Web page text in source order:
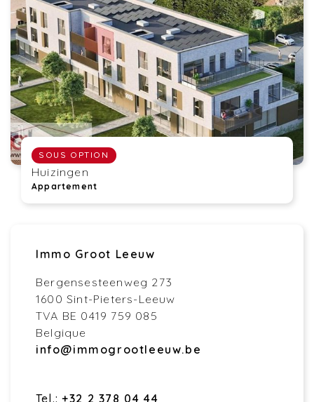
SOUS OPTION
Huizingen
Appartement
Immo Groot Leeuw
Bergensesteenweg 273
1600 Sint-Pieters-Leeuw
TVA BE 0419 759 085
Belgique
info@immogrootleeuw.be
Tel.: +32 2 378 04 44